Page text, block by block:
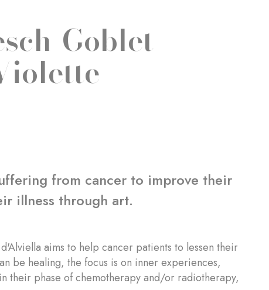
Goblet
from cancer to improve their
illness through art.
aims to help cancer patients to lessen their
be healing, the focus is on inner experiences,
their phase of chemotherapy and/or radiotherapy,